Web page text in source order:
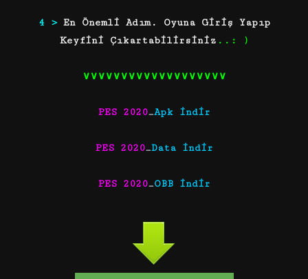
4 > En Önemli Adım. Oyuna Giriş Yapıp
Keyfini Çıkartabilirsiniz ..: )
∨∨∨∨∨∨∨∨∨∨∨∨∨∨∨∨∨∨∨
PES 2020_Apk indir
PES 2020_Data indir
PES 2020_OBB indir